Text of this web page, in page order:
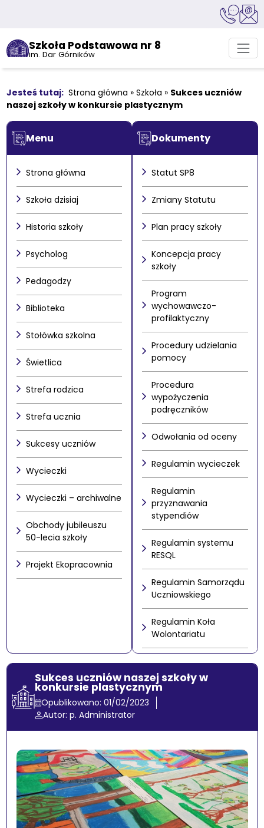
Szkoła Podstawowa nr 8
im. Dar Górników
Strona główna » Szkoła » Sukces uczniów
naszej szkoły w konkursie plastycznym
Sukces uczniów naszej szkoły w
konkursie plastycznym
Opublikowano: 01/02/2023
Autor: p. Administrator
Menu
Strona główna
Szkoła dzisiaj
Historia szkoły
Psycholog
Pedagodzy
Biblioteka
Stołówka szkolna
Świetlica
Strefa rodzica
Strefa ucznia
Sukcesy uczniów
Wycieczki
Wycieczki – archiwalne
Obchody jubileuszu
50-lecia szkoły
Projekt Ekopracownia
Dokumenty
Statut SP8
Zmiany Statutu
Plan pracy szkoły
Koncepcja pracy
szkoły
Program
wychowawczo-
profilaktyczny
Procedury udzielania
pomocy
Procedura
wypożyczenia
podręczników
Odwołania od oceny
Regulamin wycieczek
Regulamin
przyznawania
stypendiów
Regulamin systemu
RESQL
Regulamin Samorządu
Uczniowskiego
Regulamin Koła
Wolontariatu